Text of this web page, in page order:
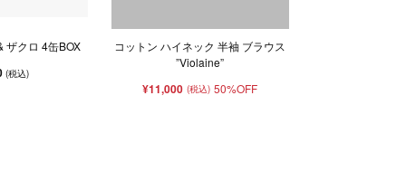
ザクロ 4缶BOX
(税込)
コットン ハイネック 半袖 ブラウス
”Violaine”
¥11,000 (税込) 50%OFF